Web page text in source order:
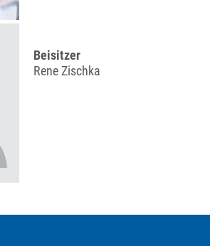
Beisitzer
Rene Zischka